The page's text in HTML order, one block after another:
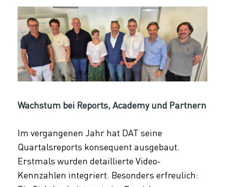
Wachstum bei Reports, Academy und Partnern
Im vergangenen Jahr hat DAT seine
Quartalsreports konsequent ausgebaut.
Erstmals wurden detaillierte Video-
Kennzahlen integriert. Besonders erfreulich: